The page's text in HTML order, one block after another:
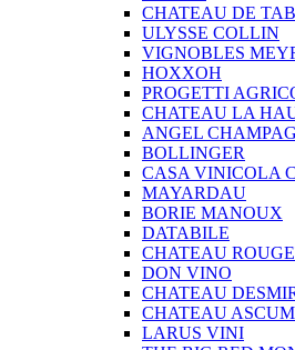
CHATEAU DE
ULYSSE COLLIN
VIGNOBLES
HOXXOH
PROGETTI
CHATEAU LA
ANGEL
BOLLINGER
CASA VINICOLA
MAYARDAU
BORIE MANOUX
DATABILE
CHATEAU
DON VINO
CHATEAU
CHATEAU
LARUS VINI